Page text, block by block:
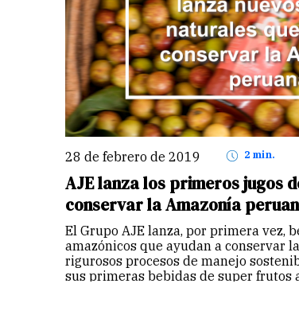
28 de febrero de 2019 2 min.
AJE lanza los primeros jugos
conservar la Amazonía
El Grupo AJE lanza, por primera vez,
amazónicos que ayudan a conservar
rigurosos procesos de manejo
sus primeras bebidas de super frutos